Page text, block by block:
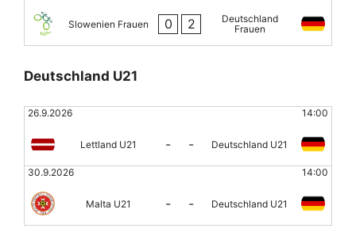
Slowenien Frauen 0 2
Deutschland
Frauen
Deutschland U21
26.9.2026 14:00
Lettland U21 - - Deutschland U21
30.9.2026 14:00
Malta U21 - - Deutschland U21